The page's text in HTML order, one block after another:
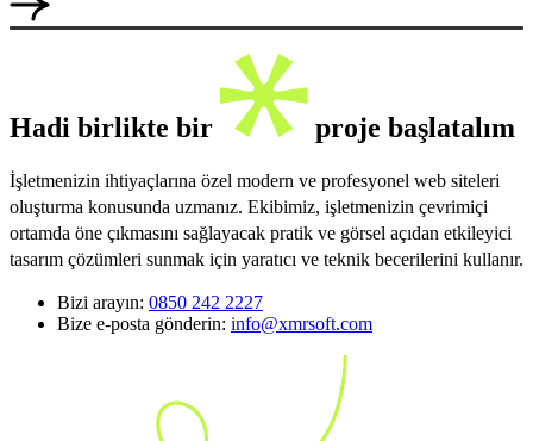
Hadi birlikte bir proje başlatalım
İşletmenizin ihtiyaçlarına özel modern ve profesyonel web siteleri
oluşturma konusunda uzmanız. Ekibimiz, işletmenizin çevrimiçi
ortamda öne çıkmasını sağlayacak pratik ve görsel açıdan etkileyici
tasarım çözümleri sunmak için yaratıcı ve teknik becerilerini kullanır.
Bizi arayın: 0850 242 2227
Bize e-posta gönderin: info@xmrsoft.com